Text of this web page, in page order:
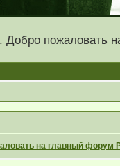
Добро
на главный форум